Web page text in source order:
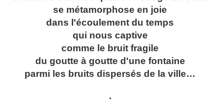
se métamorphose en joie
dans l'écoulement du temps
qui nous captive
comme le bruit fragile
du goutte à goutte d'une fontaine
parmi les bruits dispersés de la ville…
.